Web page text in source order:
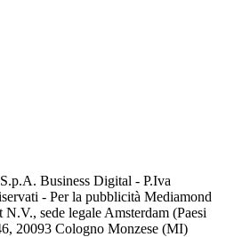
Business Digital - P.Iva
- Per la pubblicità Mediamond
sede legale Amsterdam (Paesi
20093 Cologno Monzese (MI)